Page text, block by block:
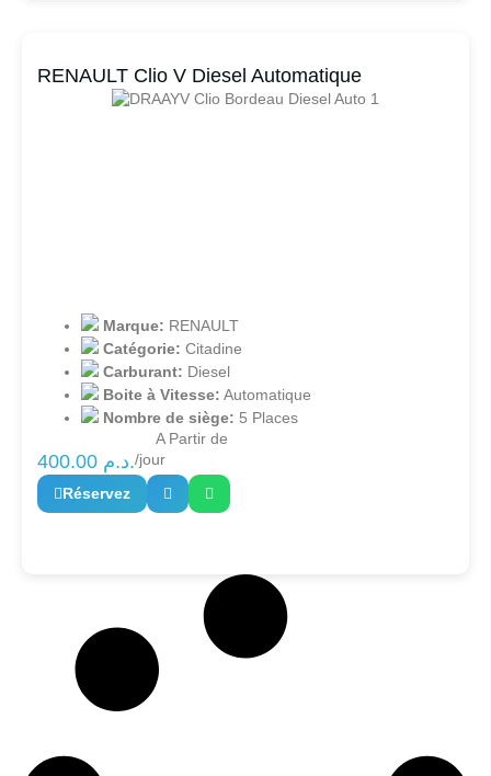
RENAULT Clio V Diesel Automatique
Marque: RENAULT
Catégorie: Citadine
Carburant: Diesel
Boite à Vitesse: Automatique
Nombre de siège: 5 Places
A Partir de
400.00 د.م./jour
Réservez